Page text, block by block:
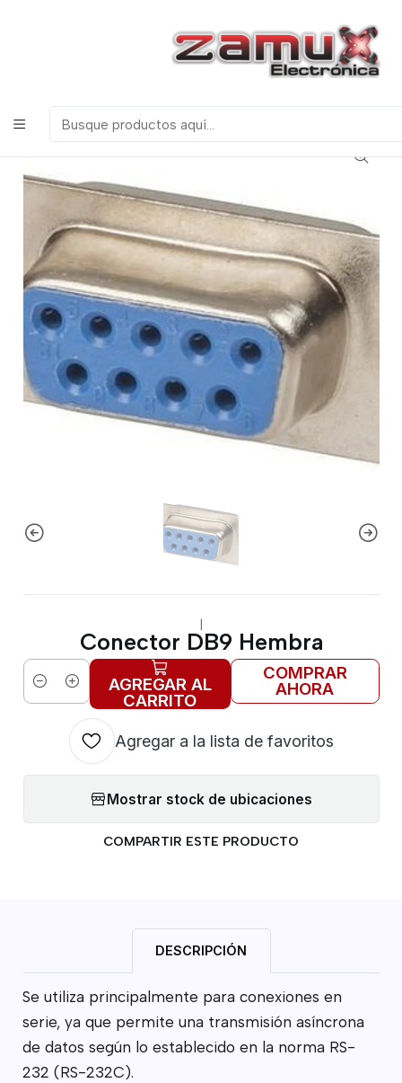
ELECTRONICOS, ROBOTICA & TECNOLOGIA
Miscelanea Conectores
Otros
Conector DB9 Hembra
|
Conector DB9 Hembra
Cantidad AGREGAR AL
CARRITO
COMPRAR
AHORA
Agregar a la lista de favoritos
Mostrar stock de ubicaciones
COMPARTIR ESTE PRODUCTO
DESCRIPCIÓN
Se utiliza principalmente para conexiones en
serie, ya que permite una transmisión asíncrona
de datos según lo establecido en la norma RS-
232 (RS-232C).